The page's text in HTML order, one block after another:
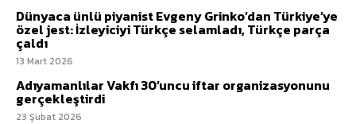
Dünyaca ünlü piyanist Evgeny Grinko’dan Türkiye’ye
özel jest: İzleyiciyi Türkçe selamladı, Türkçe parça
çaldı
13 Mart 2026
Adıyamanlılar Vakfı 30’uncu iftar organizasyonunu
gerçekleştirdi
23 Şubat 2026